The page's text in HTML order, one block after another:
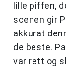
lille piffen,
scenen gir
akkurat
de beste.
var rett og